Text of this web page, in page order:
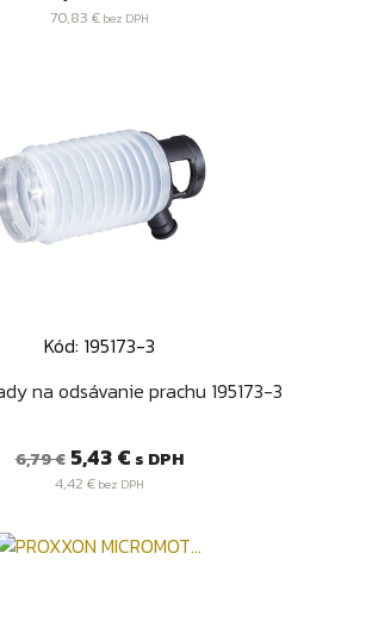
70,83 €bez DPH
Kód: 195173-3
na odsávanie prachu 195173-3
Bežná
cena
6,79 € Cena
5,43 € s DPH
4,42 €bez DPH